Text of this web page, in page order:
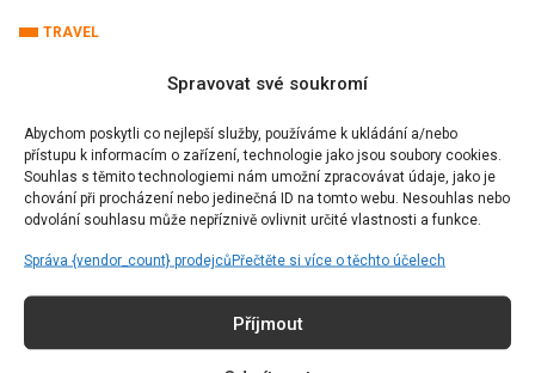
Spravovat své soukromí
Abychom poskytli co nejlepší služby, používáme k ukládání a/nebo
přístupu k informacím o zařízení, technologie jako jsou soubory cookies.
Souhlas s těmito technologiemi nám umožní zpracovávat údaje, jako je
chování při procházení nebo jedinečná ID na tomto webu. Nesouhlas nebo
odvolání souhlasu může nepříznivě ovlivnit určité vlastnosti a funkce.
Správa {vendor_count} prodejcůPřečtěte si více o těchto účelech
Příjmout
TRAVEL
Hledáte cestovatelskou inspiraci?
evropské destinace
Autor:Kateřina Spacek 26.01.2025
je alespoň o něco tepleji, jiní plní své bucket listy […]